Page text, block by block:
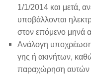
1/1/2014 και μετά,
υποβάλλονται
στον επόμενο μηνά
Ανάλογη υποχρέωση
γης ή ακινήτων,
παραχώρηση αυτών